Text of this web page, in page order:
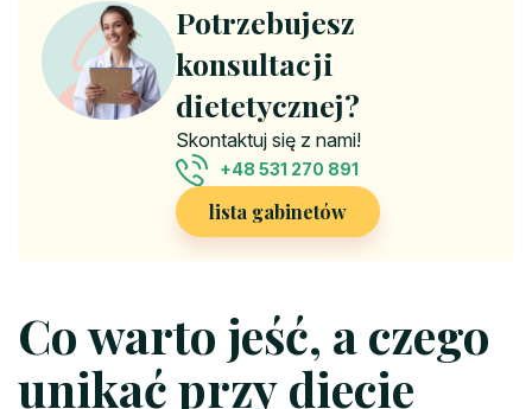
Potrzebujesz
konsultacji
dietetycznej?
Skontaktuj się z nami!
+48 531 270 891
lista gabinetów
Co warto jeść, a czego
unikać przy diecie